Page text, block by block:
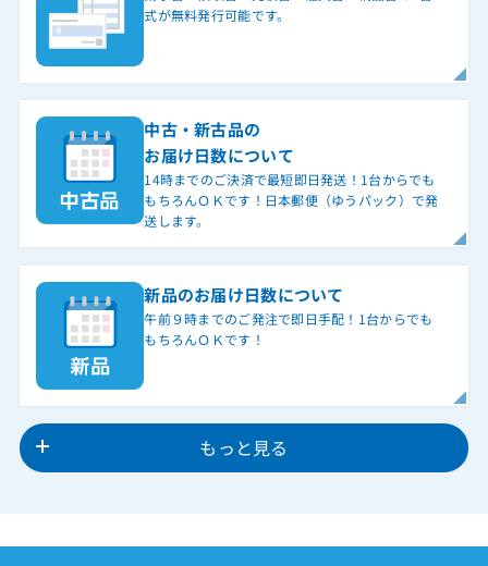
式が無料発行可能です。
中古・新古品の
お届け日数について
14時までのご決済で最短即日発送！1台からでも
もちろんＯＫです！日本郵便（ゆうパック）で発
送します。
新品のお届け日数について
午前９時までのご発注で即日手配！1台からでも
もちろんＯＫです！
もっと見る